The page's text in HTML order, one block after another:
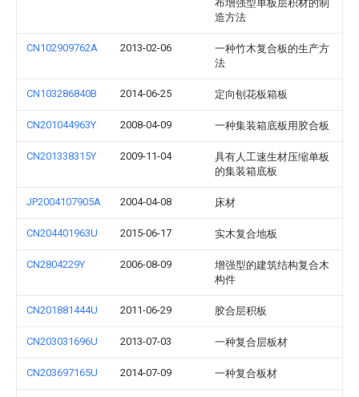
布增强型单板层积材的制
造方法
CN102909762A 2013-02-06
一种竹木复合板的生产方
法
CN103286840B 2014-06-25 定向刨花板箱板
CN201044963Y 2008-04-09 一种集装箱底板用胶合板
CN201338315Y 2009-11-04
具有人工速生材压缩单板
的集装箱底板
JP2004107905A 2004-04-08 床材
CN204401963U 2015-06-17 实木复合地板
CN2804229Y 2006-08-09
增强型的建筑结构复合木
构件
CN201881444U 2011-06-29 胶合层积板
CN203031696U 2013-07-03 一种复合层板材
CN203697165U 2014-07-09 一种复合板材